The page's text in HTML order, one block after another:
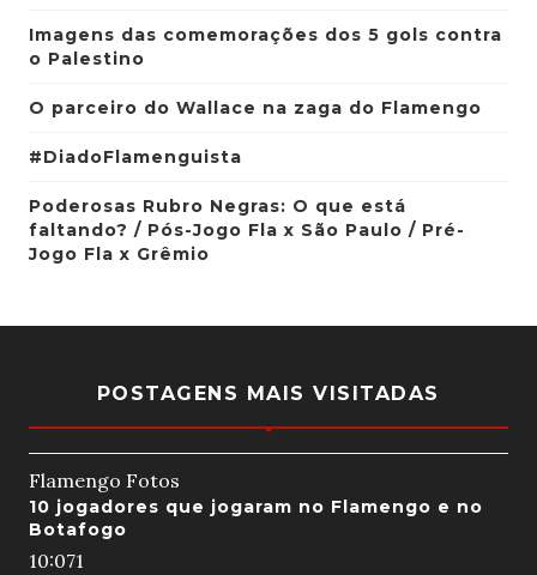
Imagens das comemorações dos 5 gols contra
o Palestino
O parceiro do Wallace na zaga do Flamengo
#DiadoFlamenguista
Poderosas Rubro Negras: O que está
faltando? / Pós-Jogo Fla x São Paulo / Pré-
Jogo Fla x Grêmio
POSTAGENS MAIS VISITADAS
Flamengo Fotos
10 jogadores que jogaram no Flamengo e no
Botafogo
10:071